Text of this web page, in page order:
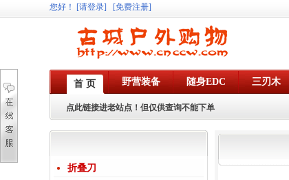
您好 ！ [请登录] [免费注册]
首 页 野营装备 随身EDC 三刃木
点此链接进老站点！但仅供查询不能下单
折叠刀